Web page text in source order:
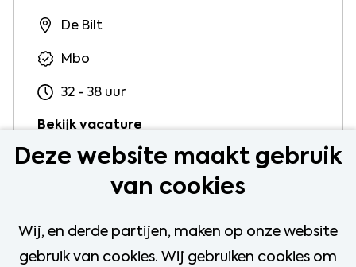
Deze website maakt gebruik
van cookies
Wij, en derde partijen, maken op onze website
gebruik van cookies. Wij gebruiken cookies om
De Bilt
Mbo
32 - 38 uur
Bekijk vacature
Opticien in opleiding